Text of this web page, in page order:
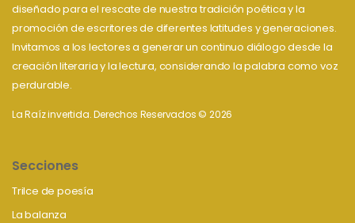
diseñado para el rescate de nuestra tradición poética y la
promoción de escritores de diferentes latitudes y generaciones.
Invitamos a los lectores a generar un continuo diálogo desde la
creación literaria y la lectura, considerando la palabra como voz
perdurable.
La Raíz invertida. Derechos Reservados © 2026
Secciones
Trilce de poesía
La balanza